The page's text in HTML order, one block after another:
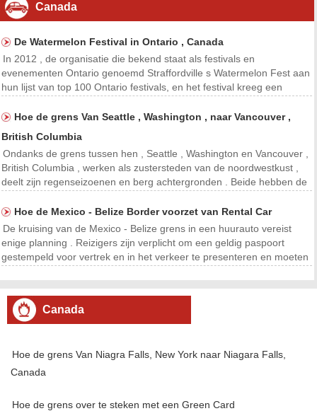
Canada
De Watermelon Festival in Ontario , Canada
In 2012 , de organisatie die bekend staat als festivals en
evenementen Ontario genoemd Straffordville s Watermelon Fest aan
hun lijst van top 100 Ontario festivals, en het festival kreeg een
geboortestad gemeente Bayham . Het festival vier
Hoe de grens Van Seattle , Washington , naar Vancouver ,
British Columbia
Ondanks de grens tussen hen , Seattle , Washington en Vancouver ,
British Columbia , werken als zustersteden van de noordwestkust ,
deelt zijn regenseizoenen en berg achtergronden . Beide hebben de
toegankelijke zeehavens en beide hebben g
Hoe de Mexico - Belize Border voorzet van Rental Car
De kruising van de Mexico - Belize grens in een huurauto vereist
enige planning . Reizigers zijn verplicht om een ​​geldig paspoort
gestempeld voor vertrek en in het verkeer te presenteren en moeten
Canada
Hoe de grens Van Niagra Falls, New York naar Niagara Falls,
Canada
Hoe de grens over te steken met een Green Card